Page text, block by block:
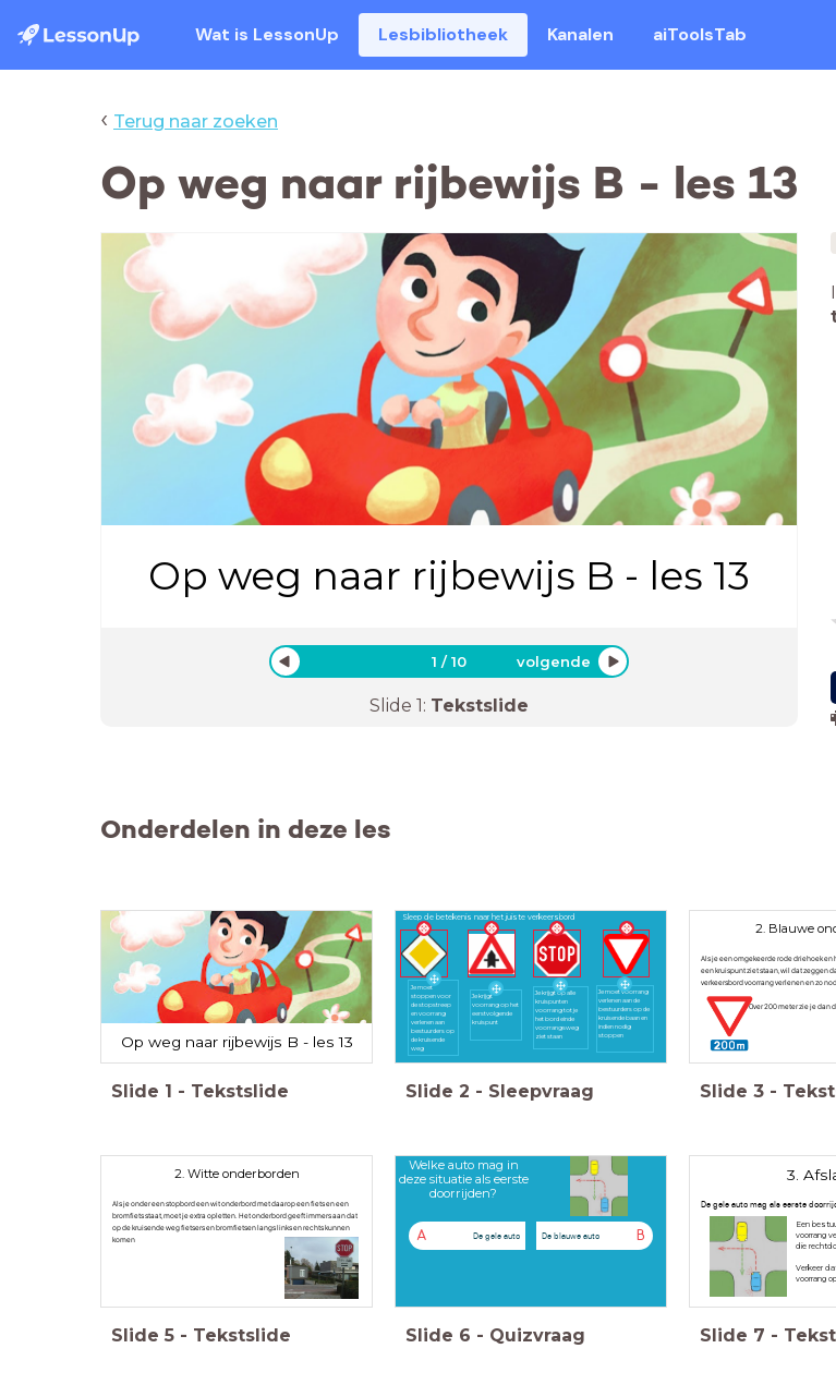
Wat is LessonUp Lesbibliotheek Kanalen aiToolsTab
‹ Terug naar zoeken
Op weg naar rijbewijs B - les 13
Op weg naar rijbewijs B - les 13
1 /10 volgende
Slide 1: Tekstslide
Onderdelen in deze les
Op weg naar rijbewijs B - les 13
Slide 1 - Tekstslide
Sleep de betekenis naar het juiste verkeersbord
Je moet
stoppen voor
de stopstreep
en voorrang
verlenen aan
bestuurders op
de kruisende
weg
Je krijgt
voorrang op het
eerstvolgende
kruispunt
Je krijgt op alle
kruispunten
voorrang tot je
het bord einde
voorrangsweg
ziet staan
Je moet voorrang
verlenen aan de
bestuurders op de
kruisende baan en
indien nodig
stoppen
Slide 2 - Sleepvraag
2. Blauwe
Als je een omgekeerde rode driehoek en
een kruispunt ziet staan, wil dat zeggen
verkeersbord voorrang verlenen en zo
Over 200 meter zie je dan dit
Slide 3 -
2. Witte onderborden
Als je onder een stopbord een wit onderbord met daarop een fiets en een
bromfiets staat, moet je extra opletten. Het onderbord geeft immers aan dat
op de kruisende weg fietsers en bromfietsen langs links en rechts kunnen
komen
Slide 5 - Tekstslide
Welke auto mag in
deze situatie als eerste
doorrijden?
A De gele auto B
De blauwe auto
Slide 6 - Quizvraag
3.
De gele auto mag als eerste
Een
voorrang
die
Verkeer
voorrang
Slide 7 -